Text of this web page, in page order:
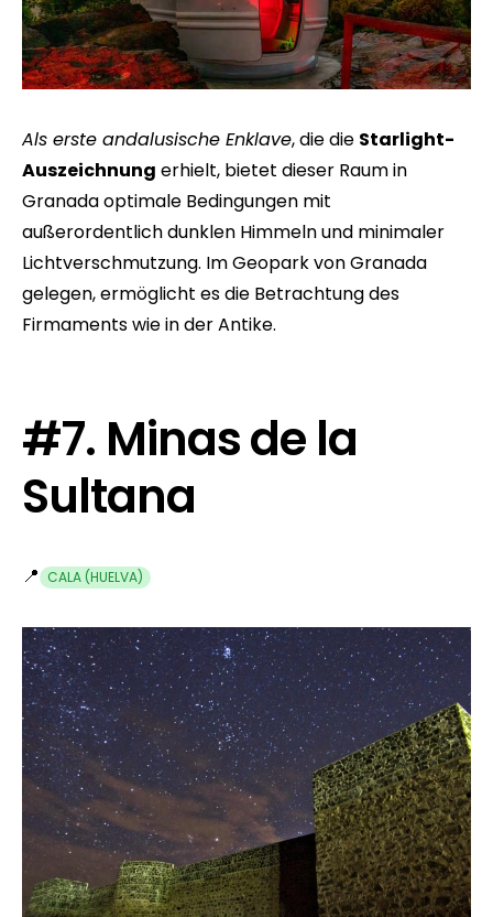
Als erste andalusische Enklave, die die Starlight-
Auszeichnung erhielt, bietet dieser Raum in
Granada optimale Bedingungen mit
außerordentlich dunklen Himmeln und minimaler
Lichtverschmutzung. Im Geopark von Granada
gelegen, ermöglicht es die Betrachtung des
Firmaments wie in der Antike.
#7. Minas de la
Sultana
📍 CALA (HUELVA)